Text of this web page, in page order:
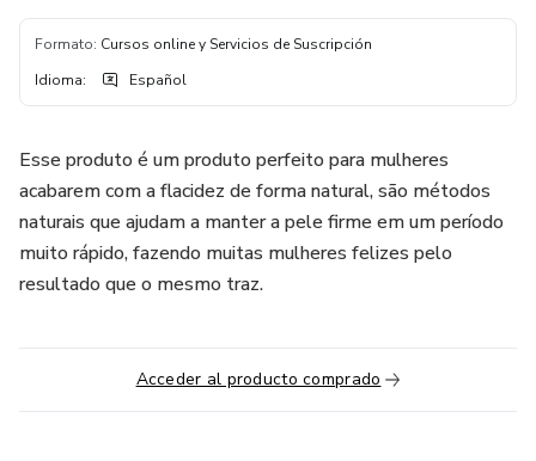
Formato: Cursos online y Servicios de Suscripción
Idioma: Español
Esse produto é um produto perfeito para mulheres
acabarem com a flacidez de forma natural, são métodos
naturais que ajudam a manter a pele firme em um período
muito rápido, fazendo muitas mulheres felizes pelo
resultado que o mesmo traz.
Acceder al producto comprado